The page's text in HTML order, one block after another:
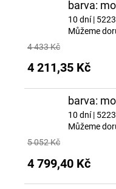
barva:
10 dní|
Můžeme
4 433 Kč
4 211,35 Kč
barva:
10 dní|
Můžeme
5 052 Kč
4 799,40 Kč